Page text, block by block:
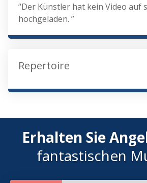
“Der Künstler hat kein Video auf
hochgeladen. ”
Repertoire
Erhalten Sie
fantastischen